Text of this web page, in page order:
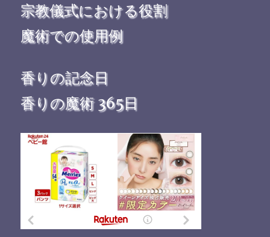
宗教儀式における役割
魔術での使用例
香りの記念日
香りの魔術 365日